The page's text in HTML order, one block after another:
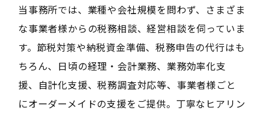
当事務所では、業種や会社規模を問わず、さまざま
な事業者様からの税務相談、経営相談を伺っていま
す。節税対策や納税資金準備、税務申告の代行はも
ちろん、日頃の経理・会計業務、業務効率化支
援、自計化支援、税務調査対応等、事業者様ごと
にオーダーメイドの支援をご提供。丁寧なヒアリン